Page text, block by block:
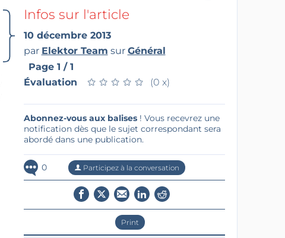
RechercherInfos sur l'article
10 décembre 2013
par Elektor Team sur Général
Page 1 / 1
Évaluation
★ ★ ★ ★ ★
★ ★ ★ ★ ★ (0 x)
Abonnez-vous aux balises! Vous recevrez une
notification dès que le sujet correspondant sera
abordé dans une publication.
0 Participez à la conversation
Print